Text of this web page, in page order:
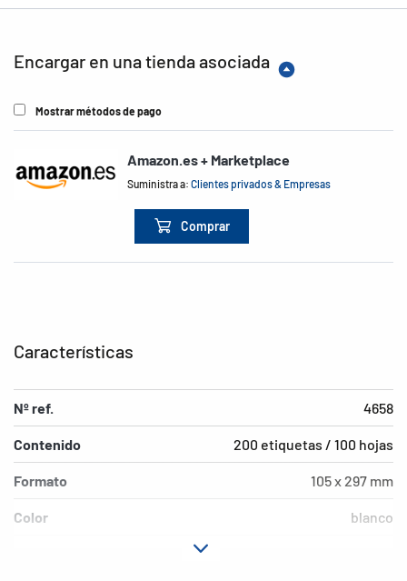
Encargar en una tienda asociada
Mostrar métodos de pago
Amazon.es + Marketplace
Suministra a:Clientes privados & Empresas
Comprar
Características
Nº ref. 4658
Contenido 200 etiquetas / 100 hojas
Formato 105 x 297 mm
Color blanco